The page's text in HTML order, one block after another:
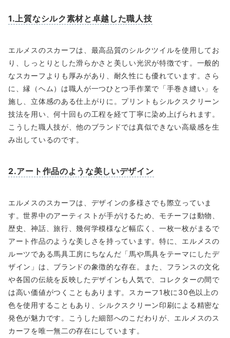
1.上質なシルク素材と卓越した職人技
エルメスのスカーフは、最高品質のシルクツイルを使用してお
り、しっとりとした滑らかさと美しい光沢が特徴です。一般的
なスカーフよりも厚みがあり、耐久性にも優れています。さら
に、縁（ヘム）は職人が一つひとつ手作業で「手巻き縫い」を
施し、立体感のある仕上がりに。プリントもシルクスクリーン
技法を用い、何十回もの工程を経て丁寧に染め上げられます。
こうした職人技が、他のブランドでは真似できない高級感を生
み出しているのです。
2.アート作品のような美しいデザイン
エルメスのスカーフは、デザインの多様さでも際立っていま
す。世界中のアーティストが手がけるため、モチーフは動物、
歴史、神話、旅行、幾何学模様など幅広く、一枚一枚がまるで
アート作品のような美しさを持っています。特に、エルメスの
ルーツである馬具工房にちなんだ「馬や馬具をテーマにしたデ
ザイン」は、ブランドの象徴的な存在。また、フランスの文化
や各国の伝統を反映したデザインも人気で、コレクターの間で
は高い価値がつくこともあります。スカーフ1枚に30色以上の
色を使用することもあり、シルクスクリーン印刷による精密な
発色が魅力です。こうした細部へのこだわりが、エルメスのス
カーフを唯一無二の存在にしています。